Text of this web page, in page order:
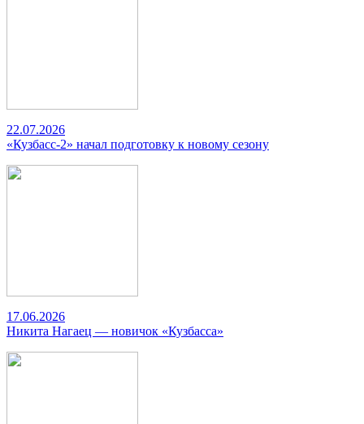
22.07.2026
«Кузбасс-2» начал подготовку к новому сезону
17.06.2026
Никита Нагаец — новичок «Кузбасса»